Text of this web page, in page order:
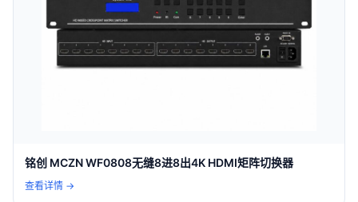
铭创 MCZN WF0808无缝8进8出4K HDMI矩阵切换器
查看详情 →